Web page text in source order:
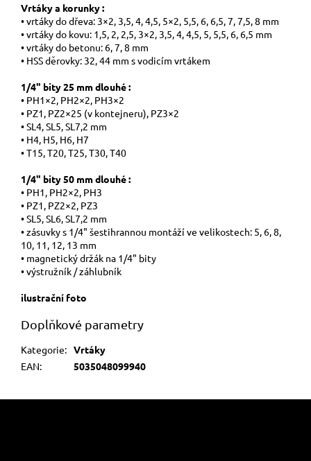
Vrtáky a korunky :
• vrtáky do dřeva: 3×2, 3,5, 4, 4,5, 5×2, 5,5, 6, 6,5, 7, 7,5, 8 mm
• vrtáky do kovu: 1,5, 2, 2,5, 3×2, 3,5, 4, 4,5, 5, 5,5, 6, 6,5 mm
• vrtáky do betonu: 6, 7, 8 mm
• HSS děrovky: 32, 44 mm s vodicím vrtákem
1/4" bity 25 mm dlouhé :
• PH1×2, PH2×2, PH3×2
• PZ1, PZ2×25 (v kontejneru), PZ3×2
• SL4, SL5, SL7,2 mm
• H4, H5, H6, H7
• T15, T20, T25, T30, T40
1/4" bity 50 mm dlouhé :
• PH1, PH2×2, PH3
• PZ1, PZ2×2, PZ3
• SL5, SL6, SL7,2 mm
• zásuvky s 1/4" šestihrannou montáží ve velikostech: 5, 6, 8,
10, 11, 12, 13 mm
• magnetický držák na 1/4" bity
• výstružník / záhlubník
ilustrační foto
Doplňkové parametry
Kategorie: Vrtáky
EAN: 5035048099940